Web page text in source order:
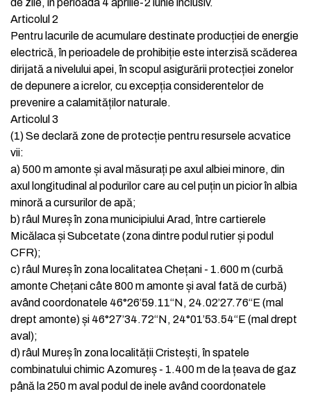
de zile, în perioada 4 aprilie-2 iunie inclusiv.
Articolul 2
Pentru lacurile de acumulare destinate producției de energie
electrică, în perioadele de prohibiție este interzisă scăderea
dirijată a nivelului apei, în scopul asigurării protecției zonelor
de depunere a icrelor, cu excepția considerentelor de
prevenire a calamităților naturale.
Articolul 3
(1)Se declară zone de protecție pentru resursele acvatice
vii:
a)500 m amonte și aval măsurați pe axul albiei minore, din
axul longitudinal al podurilor care au cel puțin un picior în albia
minoră a cursurilor de apă;
b)râul Mureș în zona municipiului Arad, între cartierele
Micălaca și Subcetate (zona dintre podul rutier și podul
CFR);
c)râul Mureș în zona localitatea Chețani - 1.600 m (curbă
amonte Chețani câte 800 m amonte și aval fată de curbă)
având coordonatele 46°26’59.11“N, 24.02’27.76“E (mal
drept amonte) și 46°27’34.72“N, 24°01’53.54“E (mal drept
aval);
d)râul Mureș în zona localității Cristești, în spatele
combinatului chimic Azomureș - 1.400 m de la țeava de gaz
până la 250 m aval podul de inele având coordonatele